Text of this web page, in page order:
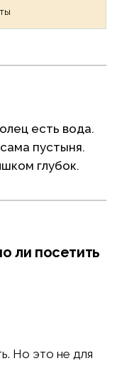
есть вода.
пустыня.
глубок.
ли посетить
Но это не для